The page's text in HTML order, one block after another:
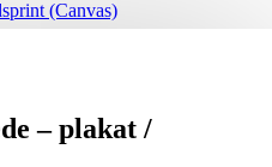
– plakat /